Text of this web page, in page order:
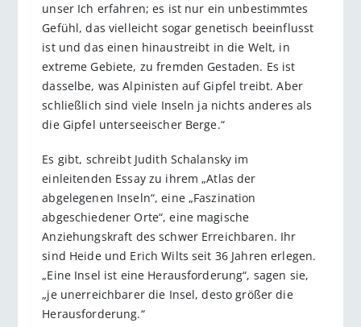
unser Ich erfahren; es ist nur ein unbestimmtes
Gefühl, das vielleicht sogar genetisch beeinflusst
ist und das einen hinaustreibt in die Welt, in
extreme Gebiete, zu fremden Gestaden. Es ist
dasselbe, was Alpinisten auf Gipfel treibt. Aber
schließlich sind viele Inseln ja nichts anderes als
die Gipfel unterseeischer Berge.“
Es gibt, schreibt Judith Schalansky im
einleitenden Essay zu ihrem „Atlas der
abgelegenen Inseln“, eine „Faszination
abgeschiedener Orte“, eine magische
Anziehungskraft des schwer Erreichbaren. Ihr
sind Heide und Erich Wilts seit 36 Jahren erlegen.
„Eine Insel ist eine Herausforderung“, sagen sie,
„je unerreichbarer die Insel, desto größer die
Herausforderung.“